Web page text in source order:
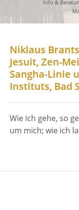
Info &
Niklaus
Jesuit, Zen-
Sangha-Linie
Instituts, Bad
Wie ich gehe, so
um mich; wie ich